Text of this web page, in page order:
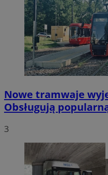
Nowe tramwaje
Obsługują
3